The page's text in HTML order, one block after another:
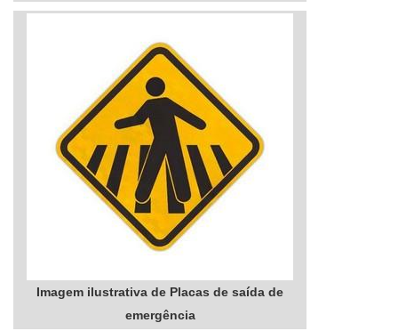
Imagem ilustrativa de Placas de saída de
emergência